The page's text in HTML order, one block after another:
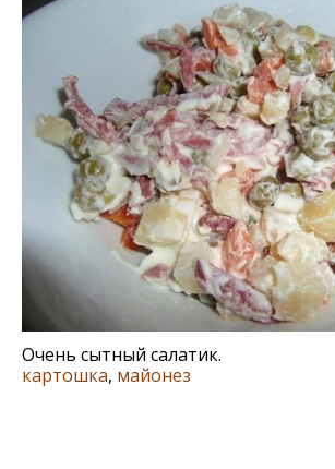
Очень сытный салатик.
картошка, майонез